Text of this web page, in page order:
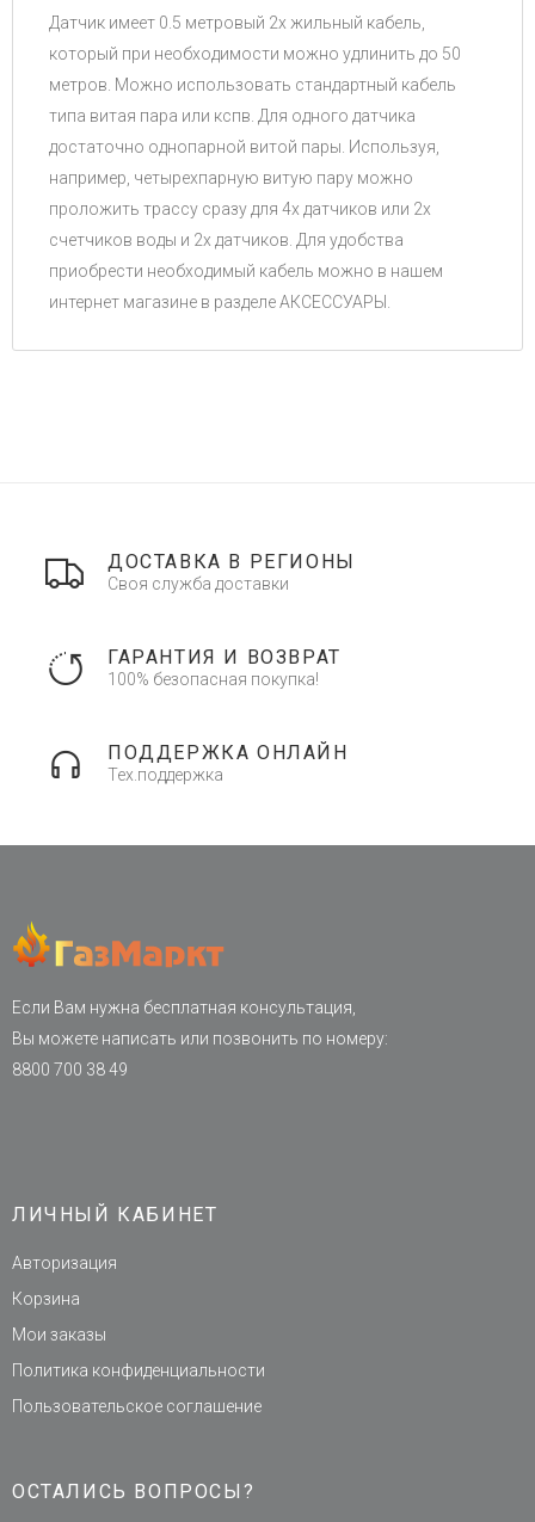
Датчик имеет 0.5 метровый 2х жильный кабель,
который при необходимости можно удлинить до 50
метров. Можно использовать стандартный кабель
типа витая пара или кспв. Для одного датчика
достаточно однопарной витой пары. Используя,
например, четырехпарную витую пару можно
проложить трассу сразу для 4х датчиков или 2х
счетчиков воды и 2х датчиков. Для удобства
приобрести необходимый кабель можно в нашем
интернет магазине в разделе АКСЕССУАРЫ.
ДОСТАВКА В РЕГИОНЫ
Своя служба доставки
ГАРАНТИЯ И ВОЗВРАТ
100% безопасная покупка!
ПОДДЕРЖКА ОНЛАЙН
Тех.поддержка
Если Вам нужна бесплатная консультация,
Вы можете написать или позвонить по номеру:
8800 700 38 49
ЛИЧНЫЙ КАБИНЕТ
Авторизация
Корзина
Мои заказы
Политика конфиденциальности
Пользовательское соглашение
ОСТАЛИСЬ ВОПРОСЫ?